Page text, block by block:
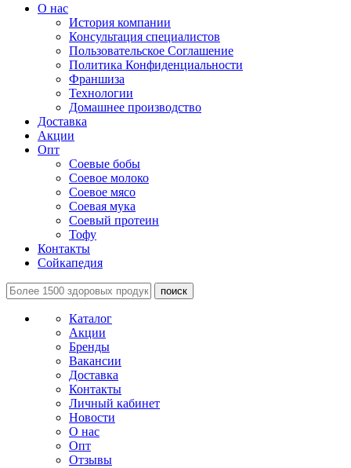
О нас
История компании
Консультация специалистов
Пользовательское Соглашение
Политика Конфиденциальности
Франшиза
Технологии
Домашнее производство
Доставка
Акции
Опт
Соевые бобы
Соевое молоко
Соевое мясо
Соевая мука
Соевый протеин
Тофу
Контакты
Сойкапедия
поиск
Каталог
Акции
Бренды
Вакансии
Доставка
Контакты
Личный кабинет
Новости
О нас
Опт
Отзывы